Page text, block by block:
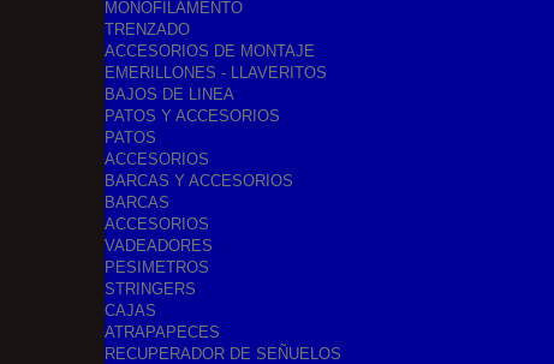
MONOFILAMENTO
TRENZADO
ACCESORIOS DE MONTAJE
EMERILLONES - LLAVERITOS
BAJOS DE LINEA
PATOS Y ACCESORIOS
PATOS
ACCESORIOS
BARCAS Y ACCESORIOS
BARCAS
ACCESORIOS
VADEADORES
PESIMETROS
STRINGERS
CAJAS
ATRAPAPECES
RECUPERADOR DE SEÑUELOS